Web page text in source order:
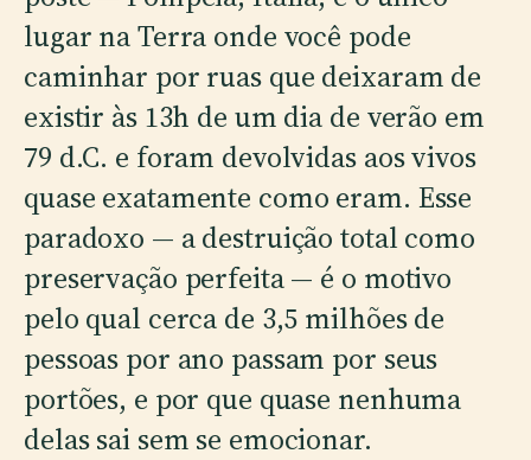
lugar na Terra onde você pode
caminhar por ruas que deixaram de
existir às 13h de um dia de verão em
79 d.C. e foram devolvidas aos vivos
quase exatamente como eram. Esse
paradoxo — a destruição total como
preservação perfeita — é o motivo
pelo qual cerca de 3,5 milhões de
pessoas por ano passam por seus
portões, e por que quase nenhuma
delas sai sem se emocionar.